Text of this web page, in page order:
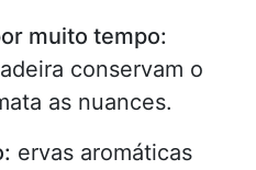
muito tempo:
conservam o
as nuances.
ervas aromáticas